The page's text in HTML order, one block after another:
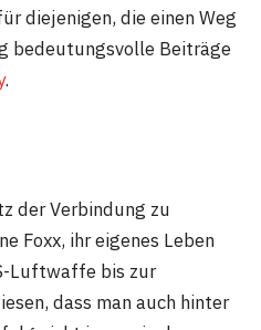
diejenigen, die einen Weg
bedeutungsvolle Beiträge
.
der Verbindung zu
Foxx, ihr eigenes Leben
Luftwaffe bis zur
dass man auch hinter